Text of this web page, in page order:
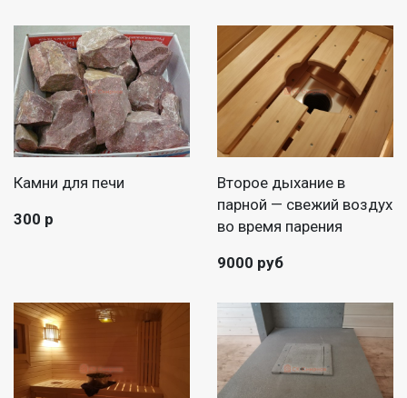
Камни для печи
300 р
Второе дыхание в
парной — свежий воздух
во время парения
9000 руб